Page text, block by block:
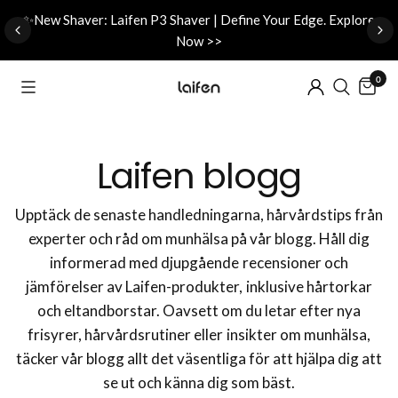
✨New Shaver: Laifen P3 Shaver | Define Your Edge. Explore
Now >>
0
Laifen blogg
Upptäck de senaste handledningarna, hårvårdstips från
experter och råd om munhälsa på vår blogg. Håll dig
informerad med djupgående recensioner och
jämförelser av Laifen-produkter, inklusive hårtorkar
och eltandborstar. Oavsett om du letar efter nya
frisyrer, hårvårdsrutiner eller insikter om munhälsa,
täcker vår blogg allt det väsentliga för att hjälpa dig att
se ut och känna dig som bäst.